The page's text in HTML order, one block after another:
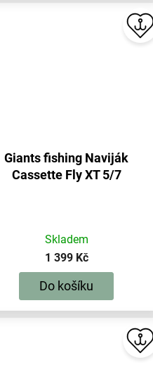
Giants fishing Naviják
Cassette Fly XT 5/7
Skladem
1 399 Kč
Do košíku